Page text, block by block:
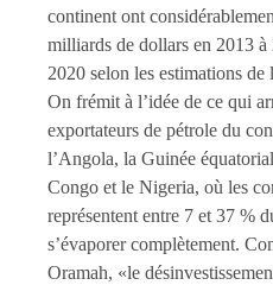
continent ont
milliards de dollars en 2013
2020 selon les estimations
On frémit à l’idée de ce qui
exportateurs de pétrole du
l’Angola, la Guinée
Congo et le Nigeria, où les
représentent entre 7 et 37 %
s’évaporer complètement.
Oramah, «le